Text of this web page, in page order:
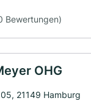
Bewertungen)
OHG
21149 Hamburg